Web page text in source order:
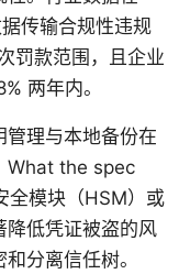
传输合规性违规
罚款范围，且企业
两年内。
理与本地备份在
What the spec
模块（HSM）或
降低凭证被盗的风
分离信任树。